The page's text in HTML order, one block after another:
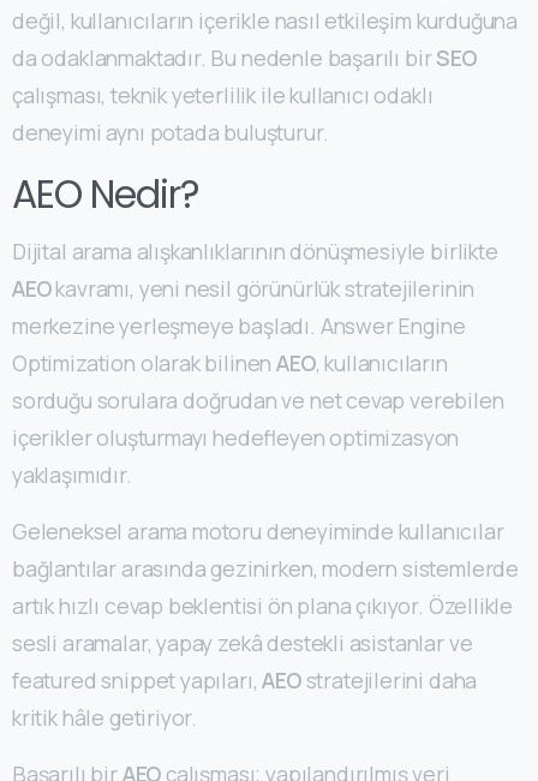
değil, kullanıcıların içerikle nasıl etkileşim kurduğuna
da odaklanmaktadır. Bu nedenle başarılı birSEO
çalışması, teknik yeterlilik ile kullanıcı odaklı
deneyimi aynı potada buluşturur.
AEO Nedir?
Dijital arama alışkanlıklarının dönüşmesiyle birlikte
AEOkavramı, yeni nesil görünürlük stratejilerinin
merkezine yerleşmeye başladı. Answer Engine
Optimization olarak bilinenAEO, kullanıcıların
sorduğu sorulara doğrudan ve net cevap verebilen
içerikler oluşturmayı hedefleyen optimizasyon
yaklaşımıdır.
Geleneksel arama motoru deneyiminde kullanıcılar
bağlantılar arasında gezinirken, modern sistemlerde
artık hızlı cevap beklentisi ön plana çıkıyor. Özellikle
sesli aramalar, yapay zekâ destekli asistanlar ve
featured snippet yapıları,AEOstratejilerini daha
kritik hâle getiriyor.
Başarılı birAEO çalışması; yapılandırılmış veri